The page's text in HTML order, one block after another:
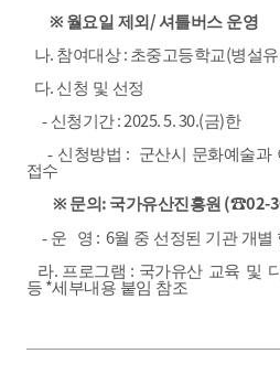
※ 월요일 제외 /셔틀버스 운영
나. 참여대상: 초중고등학교(병설
다. 신청 및 선정
- 신청기간: 2025. 5. 30.(금)한
- 신청방법 : 군산시 문화예술과
접수
※ 문의: 국가유산진흥원 (☎02-
- 운 영 : 6월 중 선정된 기관 개별
라. 프로그램 : 국가유산 교육 및
등 *세부내용 붙임 참조